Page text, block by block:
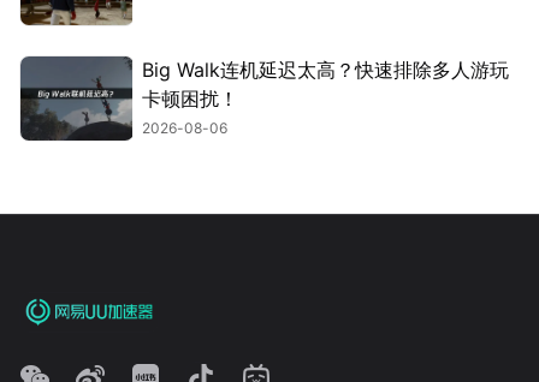
Big Walk连机延迟太高？快速排除多人游玩
卡顿困扰！
2026-08-06